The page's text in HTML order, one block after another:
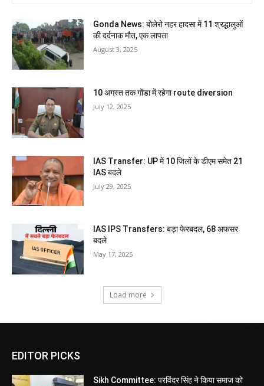
Gonda News: बोलेरो नहर हादसा में 11 श्रद्धालुओं
की दर्दनाक मौत, एक लापता
August 3, 2025
10 अगस्त तक गोंडा में रहेगा route diversion
July 12, 2025
IAS Transfer: UP में 10 जिलों के डीएम समेत 21
IAS बदले
July 29, 2025
IAS IPS Transfers: बड़ा फेरबदल, 68 अफसर
बदले
May 17, 2025
Load more
EDITOR PICKS
Sikh Committee: परविंदर सिंह ने किया समाज को